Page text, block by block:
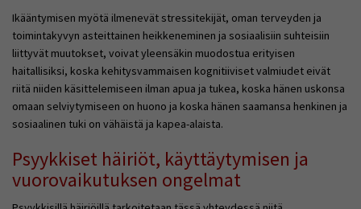
Ikääntymisen myötä ilmenevät stressitekijät, oman terveyden ja
toimintakyvyn asteittainen heikkeneminen ja sosiaalisiin suhteisiin
liittyvät muutokset, voivat yleensäkin muodostua erityisen
haitallisiksi, koska kehitysvammaisen kognitiiviset valmiudet eivät
riitä niiden käsittelemiseen ilman apua ja tukea, koska hänen uskonsa
omaan selviytymiseen on huono ja koska hänen saamansa henkinen ja
sosiaalinen tuki on vähäistä ja kapea-alaista.
Psyykkiset häiriöt, käyttäytymisen ja
vuorovaikutuksen ongelmat